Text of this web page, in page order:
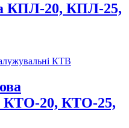
КПЛ-20, КПЛ-25,
КТО-20, КТО-25,